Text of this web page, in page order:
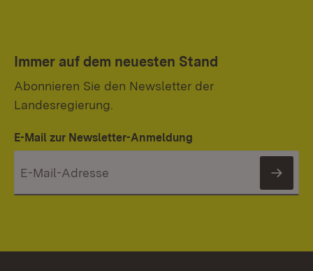
Immer auf dem neuesten Stand
Abonnieren Sie den Newsletter der
Landesregierung.
E-Mail zur Newsletter-Anmeldung